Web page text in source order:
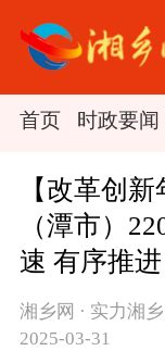
首页 时政要闻
【改革创
（潭市）
速 有序推进
湘乡网 · 实力湘乡
2025-03-31